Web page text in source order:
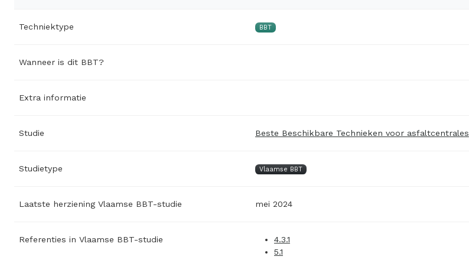
Techniektype BBT
Wanneer is dit BBT?
Extra informatie
Studie Beste Beschikbare Technieken voor asfaltcentrales
Studietype Vlaamse BBT
Laatste herziening Vlaamse BBT-studie mei 2024
Referenties in Vlaamse BBT-studie
4.3.1
5.1